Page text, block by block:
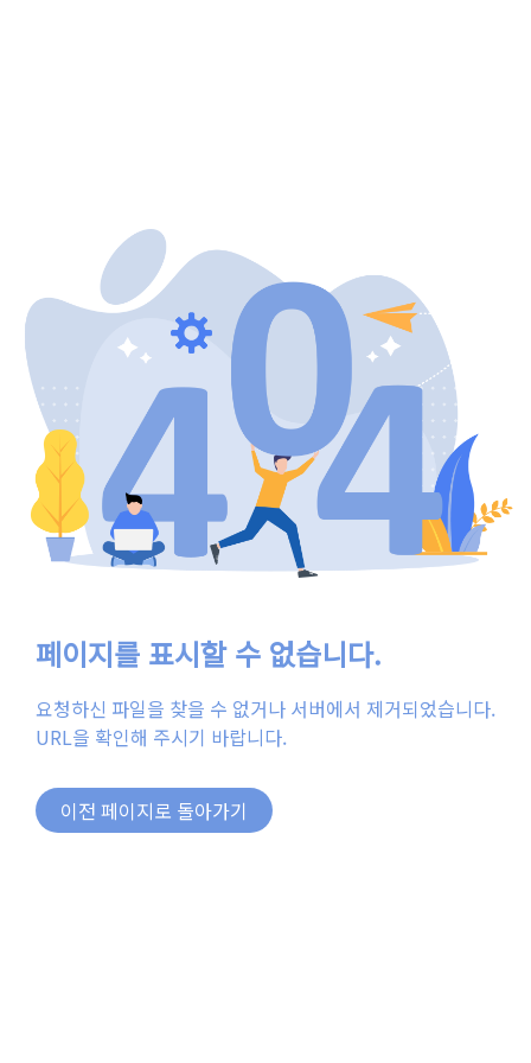
페이지를 표시할 수 없습니다.
요청하신 파일을 찾을 수 없거나 서버에서 제거되었습니다.
URL을 확인해 주시기 바랍니다.
이전 페이지로 돌아가기